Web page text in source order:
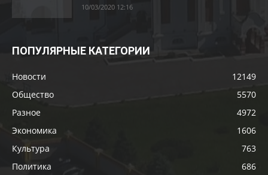
10/03/2020 12:16
ПОПУЛЯРНЫЕ КАТЕГОРИИ
Новости
12149
Общество
5570
Разное
4972
Экономика
1606
Культура
763
Политика
686